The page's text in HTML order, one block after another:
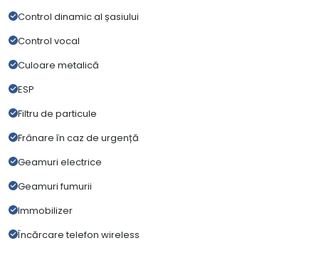
Control dinamic al șasiului
Control vocal
Culoare metalică
ESP
Filtru de particule
Frânare în caz de urgență
Geamuri electrice
Geamuri fumurii
Immobilizer
Încărcare telefon wireless